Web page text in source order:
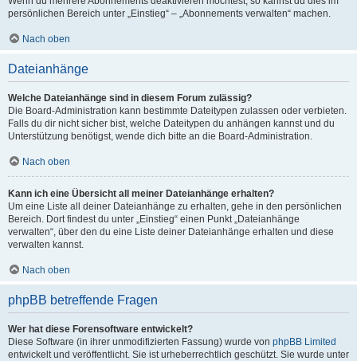
persönlichen Bereich unter „Einstieg“ – „Abonnements verwalten“ machen.
Nach oben
Dateianhänge
Welche Dateianhänge sind in diesem Forum zulässig?
Die Board-Administration kann bestimmte Dateitypen zulassen oder verbieten.
Falls du dir nicht sicher bist, welche Dateitypen du anhängen kannst und du
Unterstützung benötigst, wende dich bitte an die Board-Administration.
Nach oben
Kann ich eine Übersicht all meiner Dateianhänge erhalten?
Um eine Liste all deiner Dateianhänge zu erhalten, gehe in den persönlichen
Bereich. Dort findest du unter „Einstieg“ einen Punkt „Dateianhänge
verwalten“, über den du eine Liste deiner Dateianhänge erhalten und diese
verwalten kannst.
Nach oben
phpBB betreffende Fragen
Wer hat diese Forensoftware entwickelt?
Diese Software (in ihrer unmodifizierten Fassung) wurde von phpBB Limited
entwickelt und veröffentlicht. Sie ist urheberrechtlich geschützt. Sie wurde unter